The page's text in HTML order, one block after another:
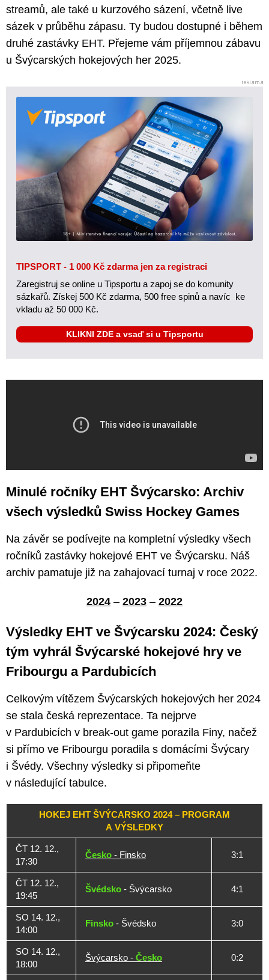
streamů, ale také u kurzového sázení, včetně live
sázek v průběhu zápasu. Ty budou dostupné i během
druhé zastávky EHT. Přejeme vám příjemnou zábavu
u Švýcarských hokejových her 2025.
TIPSPORT - 1 000 Kč zdarma jen za registraci
Zaregistruj se online u Tipsportu a zapoj se do komunity
sázkařů. Získej 500 Kč zdarma, 500 free spinů a navíc ke
vkladu až 50 000 Kč.
KLIKNI ZDE a vsaď si u Tipsportu
Minulé ročníky EHT Švýcarsko: Archiv
všech výsledků Swiss Hockey Games
Na závěr se podívejte na kompletní výsledky všech
ročníků zastávky hokejové EHT ve Švýcarsku. Náš
archiv pamatuje již na zahajovací turnaj v roce 2022.
2024 – 2023 – 2022
Výsledky EHT ve Švýcarsku 2024: Český
tým vyhrál Švýcarské hokejové hry ve
Fribourgu a Pardubicích
Celkovým vítězem Švýcarských hokejových her 2024
se stala česká reprezentace. Ta nejprve
v Pardubicích v break-out game porazila Finy, načež
si přímo ve Fribourgu poradila s domácími Švýcary
i Švédy. Všechny výsledky si připomeňte
v následující tabulce.
HOKEJ EHT ŠVÝCARSKO 2024 – PROGRAM
A VÝSLEDKY
ČT 12. 12.,
17:30
Česko - Finsko 3:1
ČT 12. 12.,
19:45
Švédsko - Švýcarsko 4:1
SO 14. 12.,
14:00
Finsko - Švédsko 3:0
SO 14. 12.,
18:00
Švýcarsko - Česko 0:2